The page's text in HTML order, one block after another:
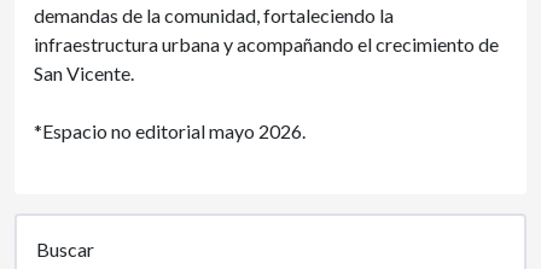
demandas de la comunidad, fortaleciendo la
infraestructura urbana y acompañando el crecimiento de
San Vicente.
*Espacio no editorial mayo 2026.
Buscar